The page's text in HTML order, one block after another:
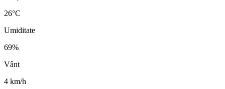
26°C
Umiditate
69%
Vânt
4 km/h